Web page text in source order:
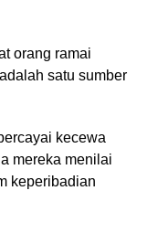
orang ramai
satu sumber
kecewa
mereka menilai
keperibadian